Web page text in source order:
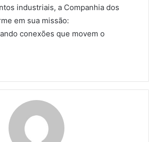
industriais, a Companhia dos
em sua missão:
conexões que movem o